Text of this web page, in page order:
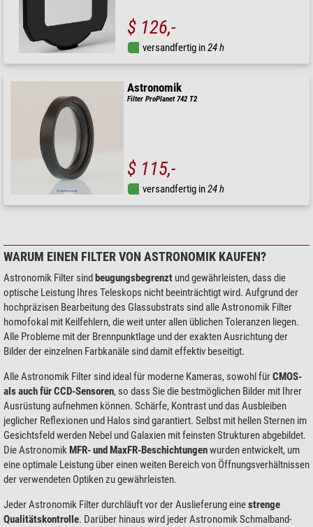
$ 126,-
versandfertig in24 h
Astronomik
Filter ProPlanet 742 T2
$ 115,-
versandfertig in24 h
WARUM EINEN FILTER VON ASTRONOMIK KAUFEN?
Astronomik Filter sindbeugungsbegrenzt und gewährleisten, dass die
optische Leistung Ihres Teleskops nicht beeinträchtigt wird. Aufgrund der
hochpräzisen Bearbeitung des Glassubstrats sind alle Astronomik Filter
homofokal mit Keilfehlern, die weit unter allen üblichen Toleranzen liegen.
Alle Probleme mit der Brennpunktlage und der exakten Ausrichtung der
Bilder der einzelnen Farbkanäle sind damit effektiv beseitigt.
Alle Astronomik Filter sind ideal für moderne Kameras, sowohl fürCMOS-
als auch für CCD-Sensoren, so dass Sie die bestmöglichen Bilder mit Ihrer
Ausrüstung aufnehmen können. Schärfe, Kontrast und das Ausbleiben
jeglicher Reflexionen und Halos sind garantiert. Selbst mit hellen Sternen im
Gesichtsfeld werden Nebel und Galaxien mit feinsten Strukturen abgebildet.
Die AstronomikMFR- und MaxFR-Beschichtungenwurden entwickelt, um
eine optimale Leistung über einen weiten Bereich von Öffnungsverhältnissen
der verwendeten Optiken zu gewährleisten.
Jeder Astronomik Filter durchläuft vor der Auslieferung einestrenge
Qualitätskontrolle. Darüber hinaus wird jeder Astronomik Schmalband-